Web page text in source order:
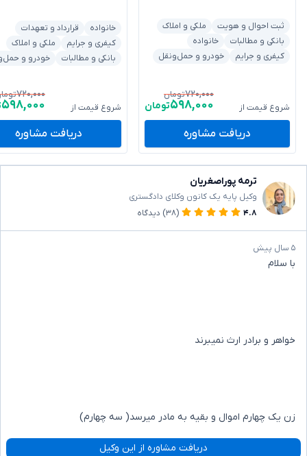
ثبت احوال و هویت
ملکی و املاک
بانکی و مطالبات
خانواده
کیفری و جرایم
خودرو و حمل‌ونقل
شروع قیمت از
۷۲۰,۰۰۰تومان
۵۹۸,۰۰۰تومان
دریافت مشاوره
خانواده
قرارداد و تعهدات
کیفری و جرایم
ملکی و املاک
بانکی و مطالبات
خودرو و
شروع قیمت از
۷۲۰,۰۰۰
۵۹۸,۰۰۰
دریافت مشاوره
ترمه پوراصغریان
وکیل پایه یک کانون وکلای دادگستری
۴.۸
(۳۸) دیدگاه
۵ سال پیش
با سلام
خواهر و برادر ارث نمیبرند
زن یک چهارم اموال و بقیه به مادر میرسد( سه چهارم)
دریافت مشاوره از این وکیل